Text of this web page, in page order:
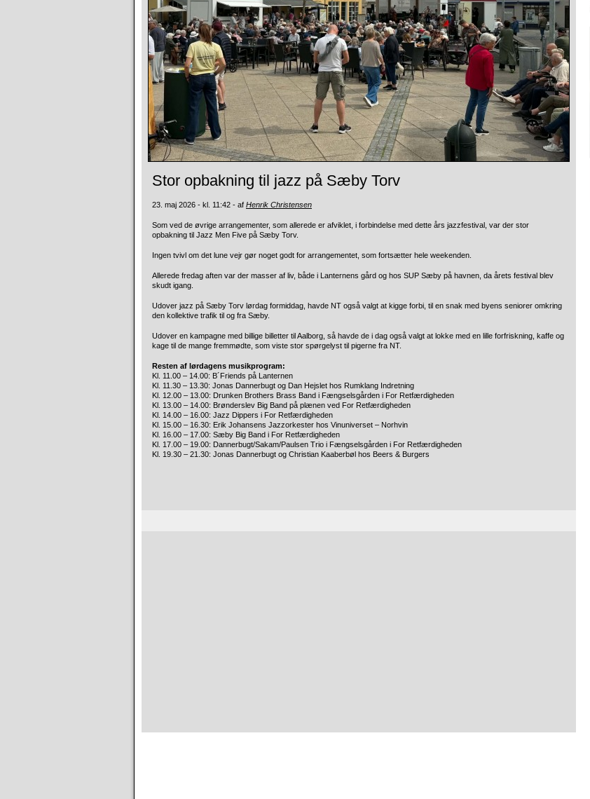
Stor opbakning til jazz på Sæby Torv
23. maj 2026 - kl. 11:42 - af Henrik Christensen
Som ved de øvrige arrangementer, som allerede er afviklet, i forbindelse med dette års jazzfestival, var der stor
opbakning til Jazz Men Five på Sæby Torv.
Ingen tvivl om det lune vejr gør noget godt for arrangementet, som fortsætter hele weekenden.
Allerede fredag aften var der masser af liv, både i Lanternens gård og hos SUP Sæby på havnen, da årets festival blev
skudt igang.
Udover jazz på Sæby Torv lørdag formiddag, havde NT også valgt at kigge forbi, til en snak med byens seniorer omkring
den kollektive trafik til og fra Sæby.
Udover en kampagne med billige billetter til Aalborg, så havde de i dag også valgt at lokke med en lille forfriskning, kaffe og
kage til de mange fremmødte, som viste stor spørgelyst til pigerne fra NT.
Resten af lørdagens musikprogram:
Kl. 11.00 – 14.00: B´Friends på Lanternen
Kl. 11.30 – 13.30: Jonas Dannerbugt og Dan Hejslet hos Rumklang Indretning
Kl. 12.00 – 13.00: Drunken Brothers Brass Band i Fængselsgården i For Retfærdigheden
Kl. 13.00 – 14.00: Brønderslev Big Band på plænen ved For Retfærdigheden
Kl. 14.00 – 16.00: Jazz Dippers i For Retfærdigheden
Kl. 15.00 – 16.30: Erik Johansens Jazzorkester hos Vinuniverset – Norhvin
Kl. 16.00 – 17.00: Sæby Big Band i For Retfærdigheden
Kl. 17.00 – 19.00: Dannerbugt/Sakam/Paulsen Trio i Fængselsgården i For Retfærdigheden
Kl. 19.30 – 21.30: Jonas Dannerbugt og Christian Kaaberbøl hos Beers & Burgers